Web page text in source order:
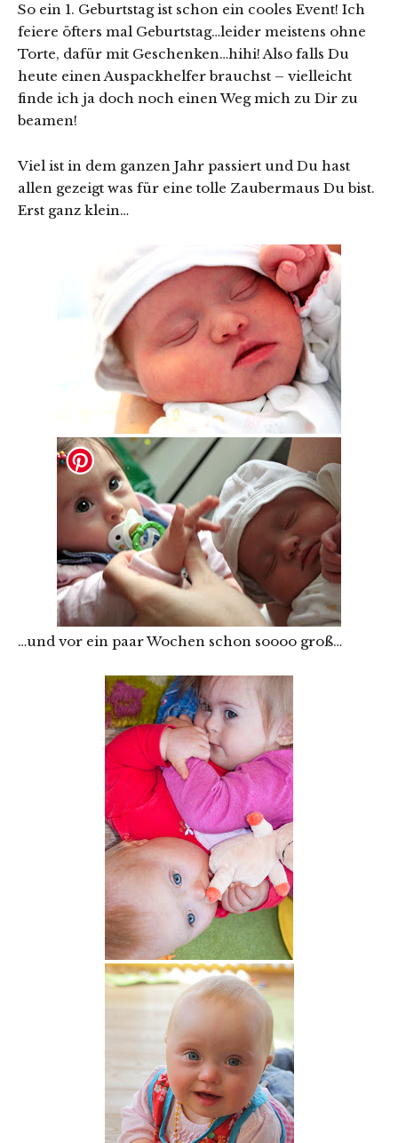
So ein 1. Geburtstag ist schon ein cooles Event! Ich
feiere öfters mal Geburtstag…leider meistens ohne
Torte, dafür mit Geschenken…hihi! Also falls Du
heute einen Auspackhelfer brauchst – vielleicht
finde ich ja doch noch einen Weg mich zu Dir zu
beamen!
Viel ist in dem ganzen Jahr passiert und Du hast
allen gezeigt was für eine tolle Zaubermaus Du bist.
Erst ganz klein…
…und vor ein paar Wochen schon soooo groß…